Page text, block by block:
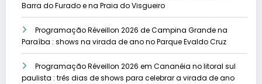
Barra do Furado e na Praia do Visgueiro
Programação Réveillon 2026 de Campina Grande na
Paraíba : shows na virada de ano no Parque Evaldo Cruz
Programação Réveillon 2026 em Cananéia no litoral sul
paulista : três dias de shows para celebrar a virada de ano